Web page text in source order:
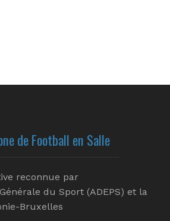
de Football en Salle
reconnue par
du Sport (ADEPS) et la
Bruxelles